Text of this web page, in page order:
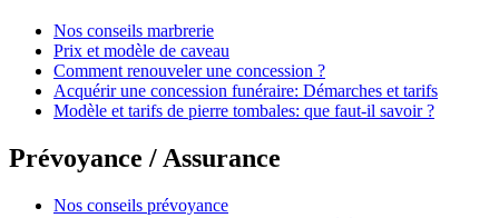
Nos conseils marbrerie
Prix et modèle de caveau
Comment renouveler une concession ?
Acquérir une concession funéraire: Démarches et tarifs
Modèle et tarifs de pierre tombales: que faut-il savoir ?
Prévoyance / Assurance
Nos conseils prévoyance